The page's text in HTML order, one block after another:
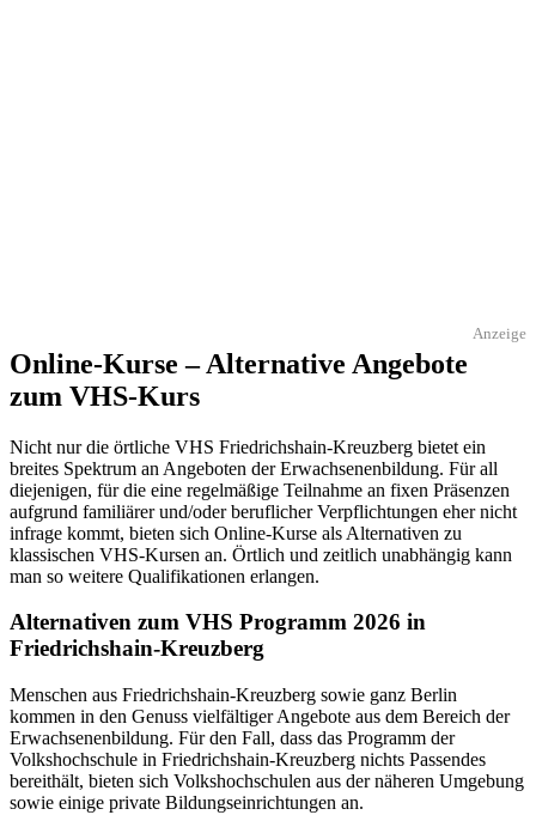
Anzeige
Online-Kurse – Alternative Angebote
zum VHS-Kurs
Nicht nur die örtliche VHS Friedrichshain-Kreuzberg bietet ein
breites Spektrum an Angeboten der Erwachsenenbildung. Für all
diejenigen, für die eine regelmäßige Teilnahme an fixen Präsenzen
aufgrund familiärer und/oder beruflicher Verpflichtungen eher nicht
infrage kommt, bieten sich Online-Kurse als Alternativen zu
klassischen VHS-Kursen an. Örtlich und zeitlich unabhängig kann
man so weitere Qualifikationen erlangen.
Alternativen zum VHS Programm 2026 in
Friedrichshain-Kreuzberg
Menschen aus Friedrichshain-Kreuzberg sowie ganz Berlin
kommen in den Genuss vielfältiger Angebote aus dem Bereich der
Erwachsenenbildung. Für den Fall, dass das Programm der
Volkshochschule in Friedrichshain-Kreuzberg nichts Passendes
bereithält, bieten sich Volkshochschulen aus der näheren Umgebung
sowie einige private Bildungseinrichtungen an.